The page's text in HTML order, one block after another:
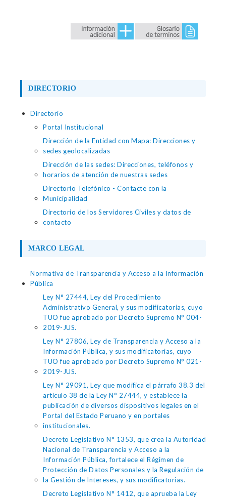
DIRECTORIO
Directorio
Portal Institucional
Dirección de la Entidad con Mapa: Direcciones y
sedes geolocalizadas
Dirección de las sedes: Direcciones, teléfonos y
horarios de atención de nuestras sedes
Directorio Telefónico - Contacte con la
Municipalidad
Directorio de los Servidores Civiles y datos de
contacto
MARCO LEGAL
Normativa de Transparencia y Acceso a la Información
Pública
Ley N° 27444, Ley del Procedimiento
Administrativo General, y sus modificatorias, cuyo
TUO fue aprobado por Decreto Supremo N° 004-
2019-JUS.
Ley N° 27806, Ley de Transparencia y Acceso a la
Información Pública, y sus modificatorias, cuyo
TUO fue aprobado por Decreto Supremo N° 021-
2019-JUS.
Ley N° 29091, Ley que modifica el párrafo 38.3 del
artículo 38 de la Ley N° 27444, y establece la
publicación de diversos dispositivos legales en el
Portal del Estado Peruano y en portales
institucionales.
Decreto Legislativo N° 1353, que crea la Autoridad
Nacional de Transparencia y Acceso a la
Información Pública, fortalece el Régimen de
Protección de Datos Personales y la Regulación de
la Gestión de Intereses, y sus modificatorias.
Decreto Legislativo N° 1412, que aprueba la Ley